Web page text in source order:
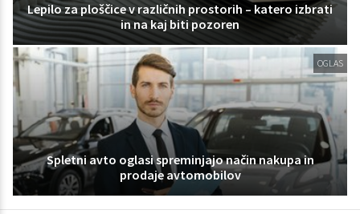
Lepilo za ploščice v različnih prostorih – katero izbrati
in na kaj biti pozoren
OGLAS
Spletni avto oglasi spreminjajo način nakupa in
prodaje avtomobilov